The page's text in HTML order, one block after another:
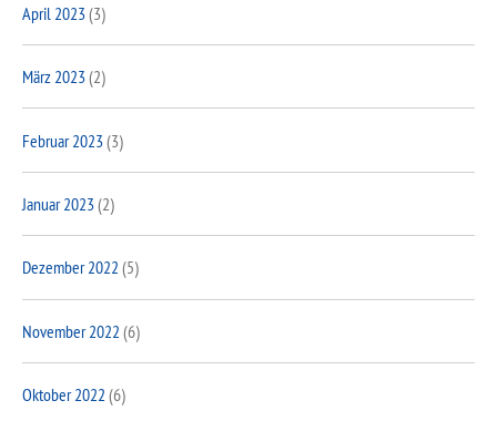
April 2023(3)
März 2023(2)
Februar 2023(3)
Januar 2023(2)
Dezember 2022 (5)
November 2022 (6)
Oktober 2022 (6)